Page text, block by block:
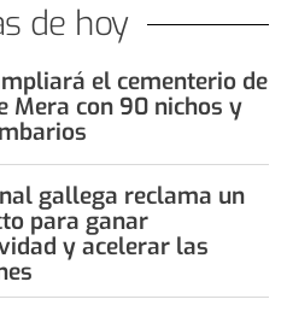
de hoy
el cementerio de
Mera con 90 nichos y
gallega reclama un
para ganar
y acelerar las